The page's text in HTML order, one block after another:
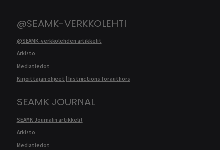
@SEAMK-VERKKOLEHTI
@SEAMK-verkkolehden artikkelit
Arkisto
Mediatiedot
Kirjoittajan ohjeet | Instructions for authors
SEAMK JOURNAL
SEAMK Journalin artikkelit
Arkisto
Mediatiedot